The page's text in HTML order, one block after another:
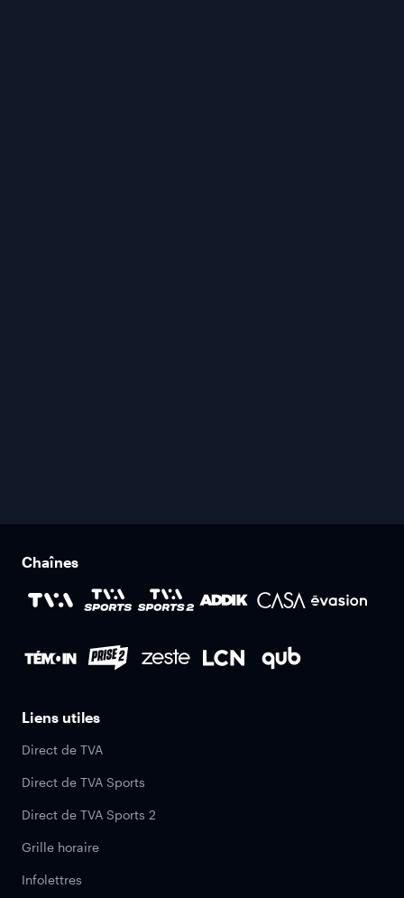
Chaînes
Liens utiles
Direct de TVA
Direct de TVA Sports
Direct de TVA Sports 2
Grille horaire
Infolettres